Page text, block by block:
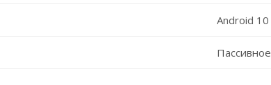
Android 10
Пассивное